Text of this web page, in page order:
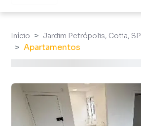
Início Jardim Petrópolis, Cotia, SP
Apartamentos